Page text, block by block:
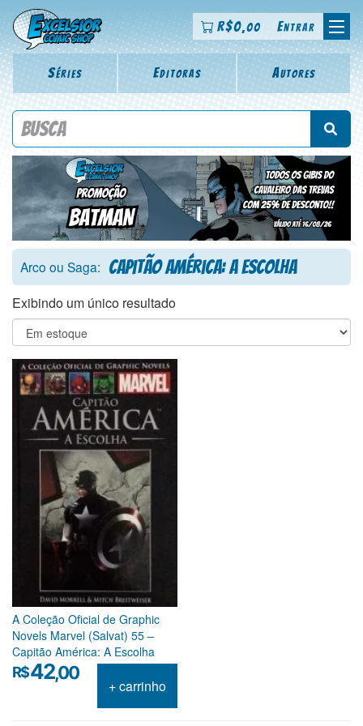
R$0,00 Entrar
Séries Editoras Autores
Procure por título da revista, personagem, série, escritor,
Arco ou Saga: Capitão América: A Escolha
Exibindo um único resultado
A Coleção Oficial de Graphic
Novels Marvel (Salvat) 55 –
Capitão América: A Escolha
R$42,00
+ carrinho